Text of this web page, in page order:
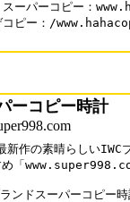
スーパーコピー：
コピー：/
ーコピー時計
新作の素晴らしいIWC
め「
ンドスーパーコピー